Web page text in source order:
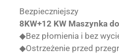
Bezpieczniejszy
8KW+12 KW Maszynka
◆Bez płomienia i bez
◆Ostrzeżenie przed